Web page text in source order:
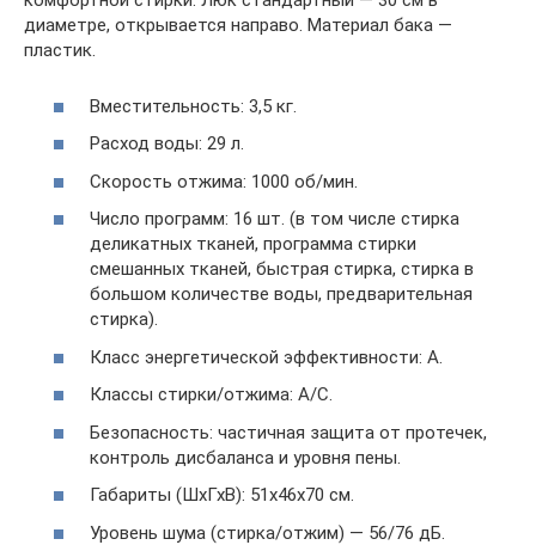
диаметре, открывается направо. Материал бака —
пластик.
Вместительность: 3,5 кг.
Расход воды: 29 л.
Скорость отжима: 1000 об/мин.
Число программ: 16 шт. (в том числе стирка
деликатных тканей, программа стирки
смешанных тканей, быстрая стирка, стирка в
большом количестве воды, предварительная
стирка).
Класс энергетической эффективности: А.
Классы стирки/отжима: А/С.
Безопасность: частичная защита от протечек,
контроль дисбаланса и уровня пены.
Габариты (ШхГхВ): 51x46x70 см.
Уровень шума (стирка/отжим) — 56/76 дБ.